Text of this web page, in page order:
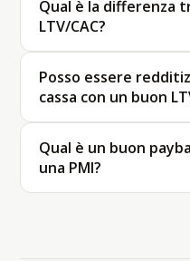
Qual è la differenza
LTV/CAC?
Posso essere
cassa con un buon
Qual è un buon
una PMI?